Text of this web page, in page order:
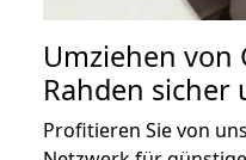
Umziehen von
Rahden sicher
Profitieren Sie von